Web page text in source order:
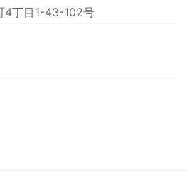
4丁目1-43-102号